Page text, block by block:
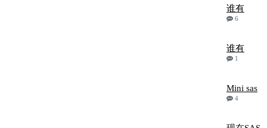
谁有
6
谁有
1
Mini sas
4